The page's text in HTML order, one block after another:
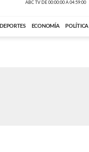
ABC TV DE 00:00:00 A 04:59:00
DEPORTES ECONOMÍA POLÍTICA